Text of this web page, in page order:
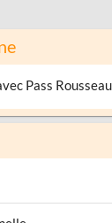
Pass Rousseau